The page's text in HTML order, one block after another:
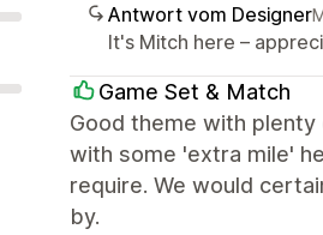
Antwort vom Designer
It's Mitch here –
Game Set & Match
Good theme with
with some 'extra mile'
require. We would
by.